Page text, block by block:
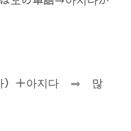
）＋아지다 ⇒ 많